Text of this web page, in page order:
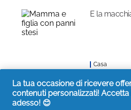
E la
Casa
La tua occasione di ricevere
contenuti personalizzati! Accetta
adesso! 😊